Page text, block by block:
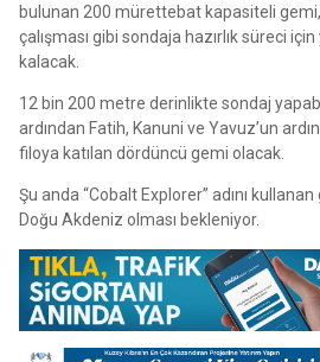
bulunan 200 mürettebat kapasiteli
çalışması gibi sondaja hazırlık süreci
kalacak.
12 bin 200 metre derinlikte sondaj
ardından Fatih, Kanuni ve Yavuz’un
filoya katılan dördüncü gemi olacak.
Şu anda “Cobalt Explorer” adını
Doğu Akdeniz olması bekleniyor.